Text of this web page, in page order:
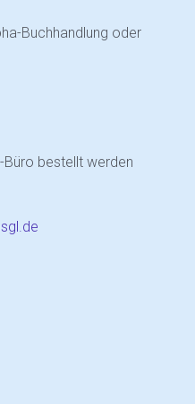
Buchhandlung oder
Büro bestellt werden